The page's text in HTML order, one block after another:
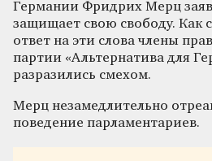
Германии Фридрих Мерц
защищает свою свободу. Как
ответ на эти слова члены
партии «Альтернатива для
разразились смехом.
Мерц незамедлительно
поведение парламентариев.